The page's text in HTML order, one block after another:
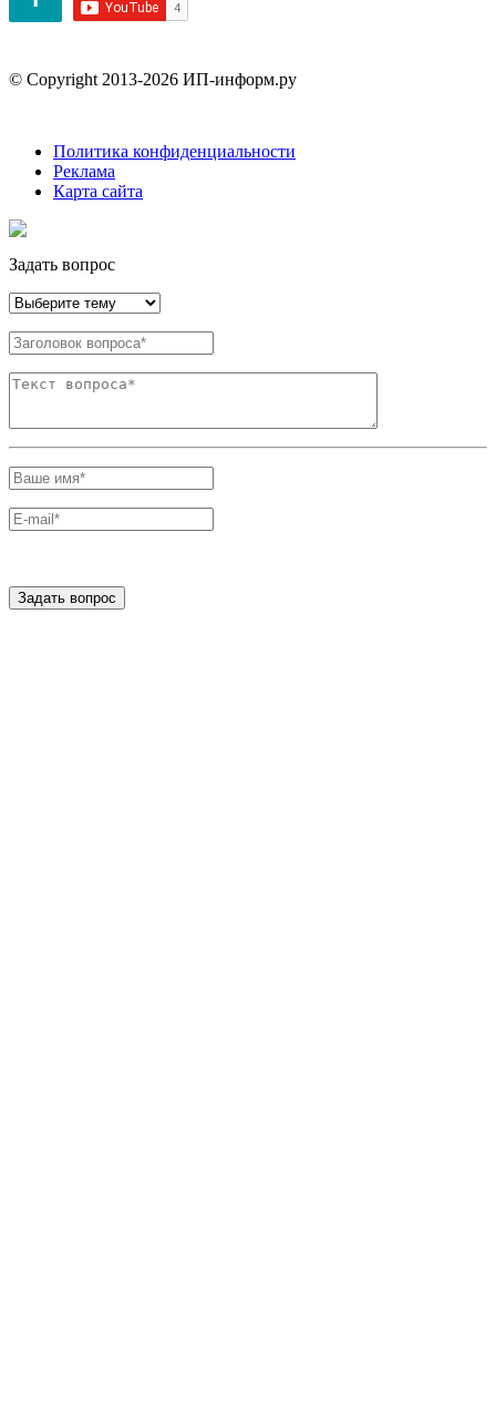
© Copyright 2013-2026 ИП-информ.ру
Политика конфиденциальности
Реклама
Карта сайта
Задать вопрос
Задать вопрос